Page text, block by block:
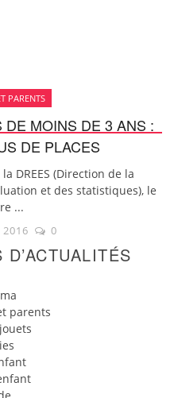
PARENTS
MOINS DE 3 ANS :
DE PLACES
DREES (Direction de la
et des statistiques), le
...
0
parents